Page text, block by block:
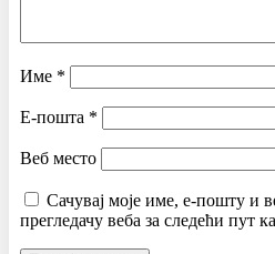
Име *
Е-пошта *
Веб место
Сачувај моје име, е-пошту и
прегледачу веба за следећи пут